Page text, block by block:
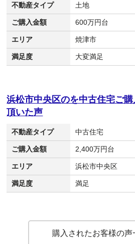
不動産タイプ 土地
ご購入金額 600万円台
エリア 焼津市
満足度 大変満足
浜松市中央区のを中古住宅ご
頂いた声
不動産タイプ 中古住宅
ご購入金額 2,400万円台
エリア 浜松市中央区
満足度 満足
購入されたお客様の声